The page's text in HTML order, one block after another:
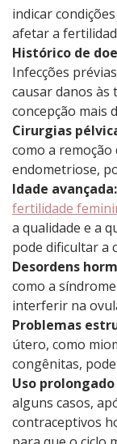
indicar
afetar a
Histórico de
Infecções
causar danos às
concepção mais
Cirurgias
como a
endometriose,
Idade avançada:
fertilidade
a qualidade e a
pode dificultar a
Desordens
como a
interferir na
Problemas
útero, como
congênitas,
Uso
alguns casos,
contraceptivos